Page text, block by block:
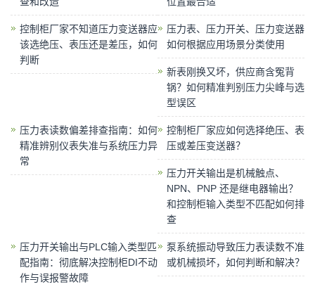
控制柜厂家不知道压力变送器应
该选绝压、表压还是差压，如何
判断
压力表、压力开关、压力变送器
如何根据应用场景分类使用
新表刚换又坏，供应商含冤背
锅？如何精准判别压力尖峰与选
型误区
压力表读数偏差排查指南：如何
精准辨别仪表失准与系统压力异
常
控制柜厂家应如何选择绝压、表
压或差压变送器？
压力开关输出是机械触点、
NPN、PNP 还是继电器输出？
和控制柜输入类型不匹配如何排
查
​压力开关输出与PLC输入类型匹
配指南：彻底解决控制柜DI不动
作与误报警故障
泵系统振动导致压力表读数不准
或机械损坏，如何判断和解决？